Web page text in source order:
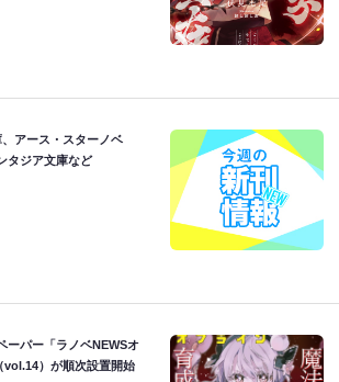
アース・スターノベ
タジア文庫など
ーパー「ラノベNEWSオ
vol.14）が順次設置開始